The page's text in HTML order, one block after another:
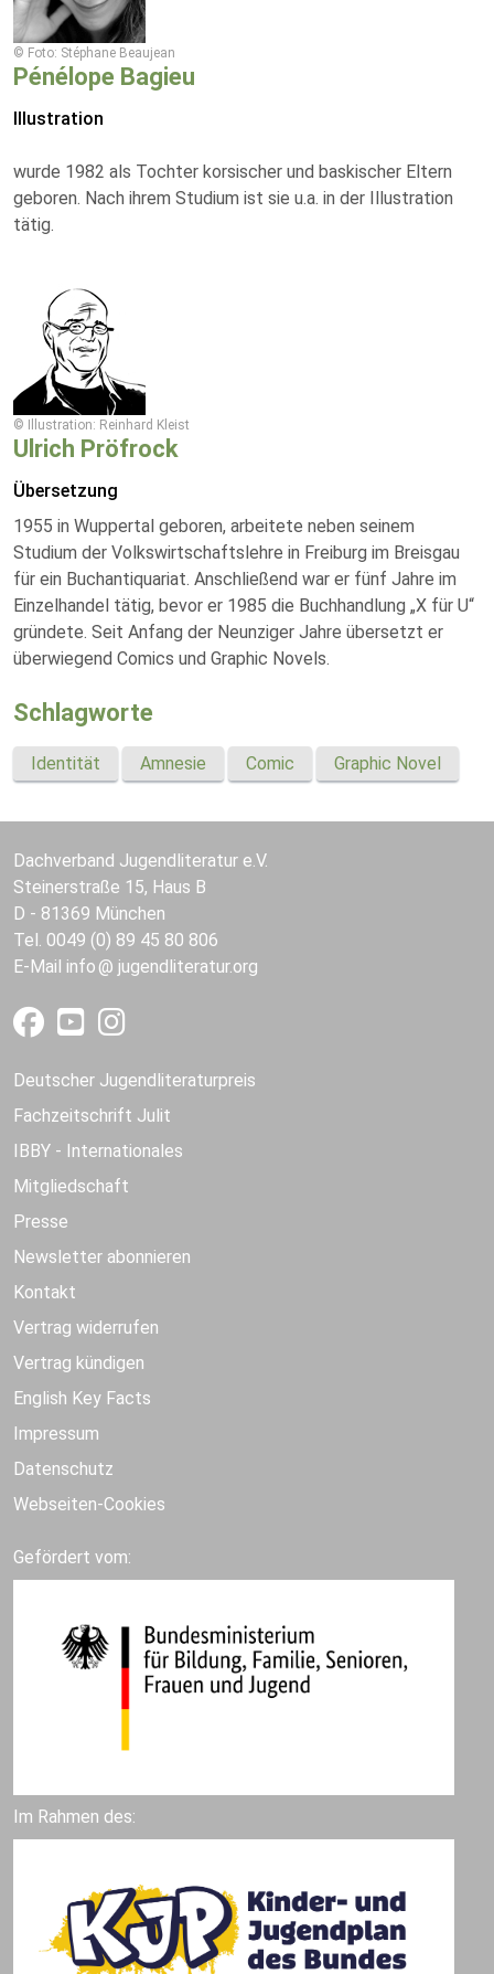
© Foto: Stéphane Beaujean
Pénélope Bagieu
Illustration
wurde 1982 als Tochter korsischer und baskischer Eltern
geboren. Nach ihrem Studium ist sie u.a. in der Illustration
tätig.
© Illustration: Reinhard Kleist
Ulrich Pröfrock
Übersetzung
1955 in Wuppertal geboren, arbeitete neben seinem
Studium der Volkswirtschaftslehre in Freiburg im Breisgau
für ein Buchantiquariat. Anschließend war er fünf Jahre im
Einzelhandel tätig, bevor er 1985 die Buchhandlung „X für U“
gründete. Seit Anfang der Neunziger Jahre übersetzt er
überwiegend Comics und Graphic Novels.
Schlagworte
Identität Amnesie Comic Graphic Novel
Dachverband Jugendliteratur e.V.
Steinerstraße 15, Haus B
D - 81369 München
Tel. 0049 (0) 89 45 80 806
E-Mail info jugendliteratur.org
Deutscher Jugendliteraturpreis
Fachzeitschrift Julit
IBBY - Internationales
Mitgliedschaft
Presse
Newsletter abonnieren
Kontakt
Vertrag widerrufen
Vertrag kündigen
English Key Facts
Impressum
Datenschutz
Webseiten-Cookies
Gefördert vom:
Im Rahmen des: